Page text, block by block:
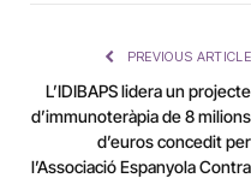
PREVIOUS ARTICLE
L’IDIBAPS lidera un projecte
d’immunoteràpia de 8 milions
d’euros concedit per
l’Associació Espanyola Contra